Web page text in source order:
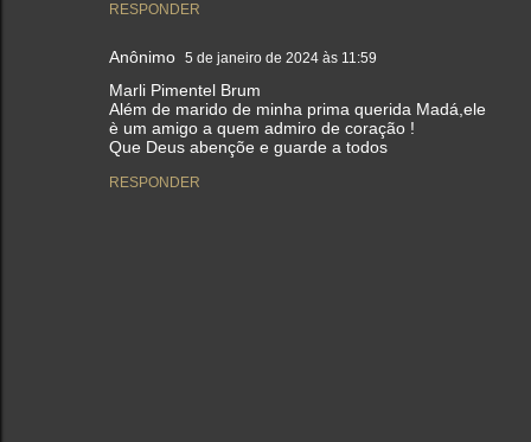
RESPONDER
Anônimo 5 de janeiro de 2024 às 11:59
Marli Pimentel Brum
Além de marido de minha prima querida Madá,ele
è um amigo a quem admiro de coração !
Que Deus abençõe e guarde a todos
RESPONDER